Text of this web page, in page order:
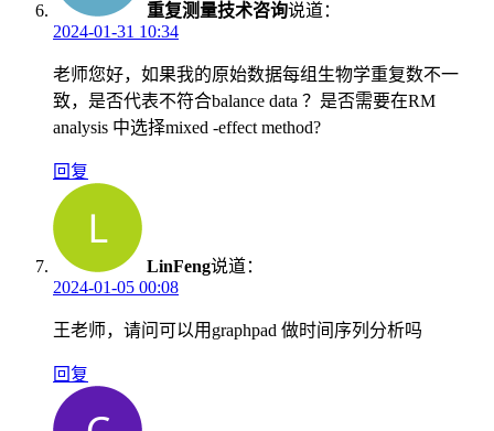
重复测量技术咨询说道：
2024-01-31 10:34
老师您好，如果我的原始数据每组生物学重复数不一
致，是否代表不符合balance data ？是否需要在RM
analysis 中选择mixed -effect method?
回复
LinFeng说道：
2024-01-05 00:08
王老师，请问可以用graphpad 做时间序列分析吗
回复